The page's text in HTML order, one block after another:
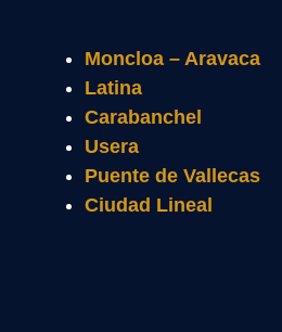
Moncloa – Aravaca
Latina
Carabanchel
Usera
Puente de Vallecas
Ciudad Lineal